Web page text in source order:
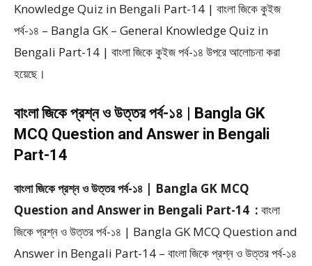
Knowledge Quiz in Bengali Part-14 | বাংলা জিকে কুইজ
পর্ব-১৪ – Bangla GK – General Knowledge Quiz in
Bengali Part-14 | বাংলা জিকে কুইজ পর্ব-১৪ উপরে আলোচনা করা
হয়েছে।
বাংলা জিকে প্রশ্ন ও উত্তর পর্ব-১৪ | Bangla GK
MCQ Question and Answer in Bengali
Part-14
বাংলা জিকে প্রশ্ন ও উত্তর পর্ব-১৪ | Bangla GK MCQ
Question and Answer in Bengali Part-14 : বাংলা
জিকে প্রশ্ন ও উত্তর পর্ব-১৪ | Bangla GK MCQ Question and
Answer in Bengali Part-14 – বাংলা জিকে প্রশ্ন ও উত্তর পর্ব-১৪